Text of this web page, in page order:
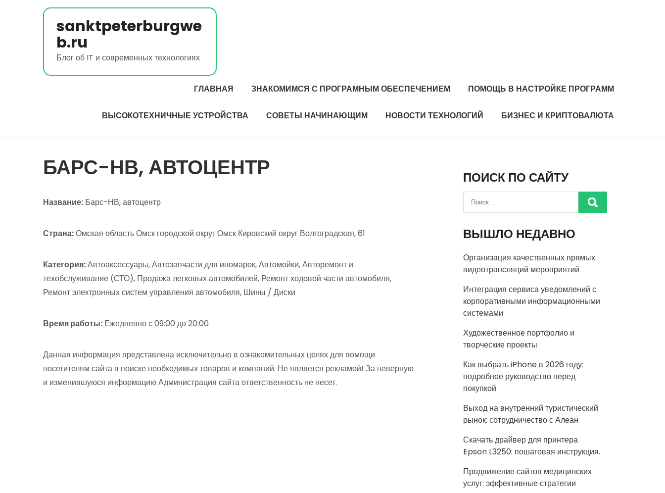
sanktpeterburgwe
b.ru
Блог об IT и современных технологиях
ГЛАВНАЯ ЗНАКОМИМСЯ С ПРОГРАМНЫМ ОБЕСПЕЧЕНИЕМ ПОМОЩЬ В НАСТРОЙКЕ ПРОГРАММ
ВЫСОКОТЕХНИЧНЫЕ УСТРОЙСТВА СОВЕТЫ НАЧИНАЮЩИМ НОВОСТИ ТЕХНОЛОГИЙ БИЗНЕС И КРИПТОВАЛЮТА
БАРС-НВ, АВТОЦЕНТР
Название: Барс-НВ, автоцентр
Страна:Омская область Омск городской округ Омск Кировский округ Волгоградская, 61
Категория:Автоаксессуары, Автозапчасти для иномарок, Автомойки, Авторемонт и
техобслуживание (СТО), Продажа легковых автомобилей, Ремонт ходовой части автомобиля,
Ремонт электронных систем управления автомобиля, Шины / Диски
Время работы: Ежедневно с 09:00 до 20:00
Данная информация представлена исключительно в ознакомительных целях для помощи
посетителям сайта в поиске необходимых товаров и компаний. Не является рекламой! За неверную
и изменившуюся информацию Администрация сайта ответственность не несет.
ПОИСК ПО САЙТУ
ВЫШЛО НЕДАВНО
Организация качественных прямых
видеотрансляций мероприятий
Интеграция сервиса уведомлений с
корпоративными информационными
системами
Художественное портфолио и
творческие проекты
Как выбрать iPhone в 2026 году:
подробное руководство перед
покупкой
Выход на внутренний туристический
рынок: сотрудничество с Алеан
Скачать драйвер для принтера
Epson L3250: пошаговая инструкция.
Продвижение сайтов медицинских
услуг: эффективные стратегии